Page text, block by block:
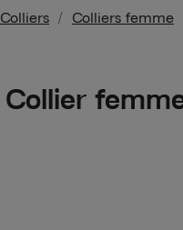
Colliers Colliers femme
Collier